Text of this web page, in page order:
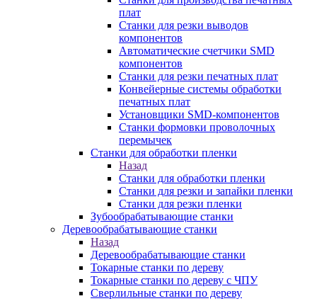
плат
Станки для резки выводов
компонентов
Автоматические счетчики SMD
компонентов
Станки для резки печатных плат
Конвейерные системы обработки
печатных плат
Установщики SMD-компонентов
Станки формовки проволочных
перемычек
Станки для обработки пленки
Назад
Станки для обработки пленки
Станки для резки и запайки пленки
Станки для резки пленки
Зубообрабатывающие станки
Деревообрабатывающие станки
Назад
Деревообрабатывающие станки
Токарные станки по дереву
Токарные станки по дереву с ЧПУ
Сверлильные станки по дереву